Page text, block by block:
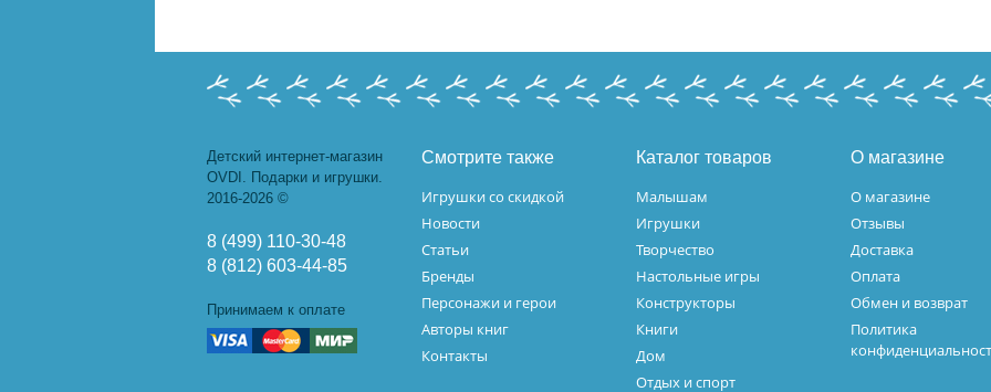
Детский интернет-магазин
OVDI. Подарки и игрушки.
2016-2026 ©
8 (499) 110-30-48
8 (812) 603-44-85
Принимаем к оплате
Смотрите также
Игрушки со скидкой
Новости
Статьи
Бренды
Персонажи и герои
Авторы книг
Контакты
Каталог товаров
Малышам
Игрушки
Творчество
Настольные игры
Конструкторы
Книги
Дом
Отдых и спорт
О магазине
О магазине
Отзывы
Доставка
Оплата
Обмен и возврат
Политика